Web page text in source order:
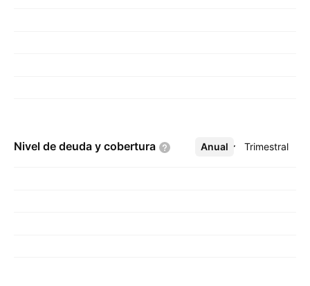
Nivel de deuda y cobertura Anual Trimestral
Más